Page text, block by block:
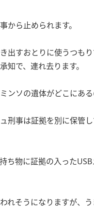
から止められます。
出すおとりに使うつもり
知で、連れ去ります。
ンソの遺体がどこにある
刑事は証拠を別に保管し
ち物に証拠の入った
そうになりますが、う